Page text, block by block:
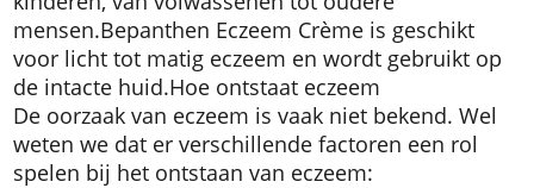
mensen.Bepanthen Eczeem Crème is geschikt
voor licht tot matig eczeem en wordt gebruikt op
de intacte huid.Hoe ontstaat eczeem
De oorzaak van eczeem is vaak niet bekend. Wel
weten we dat er verschillende factoren een rol
spelen bij het ontstaan van eczeem: